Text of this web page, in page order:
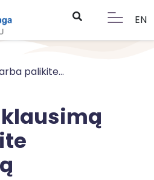
EN
palikite...